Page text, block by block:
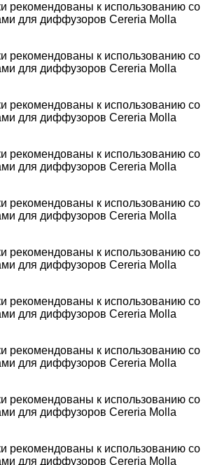
рекомендованы к использованию со
для диффузоров Cereria Molla
рекомендованы к использованию со
для диффузоров Cereria Molla
рекомендованы к использованию со
для диффузоров Cereria Molla
рекомендованы к использованию со
для диффузоров Cereria Molla
рекомендованы к использованию со
для диффузоров Cereria Molla
рекомендованы к использованию со
для диффузоров Cereria Molla
рекомендованы к использованию со
для диффузоров Cereria Molla
рекомендованы к использованию со
для диффузоров Cereria Molla
рекомендованы к использованию со
для диффузоров Cereria Molla
рекомендованы к использованию со
для диффузоров Cereria Molla